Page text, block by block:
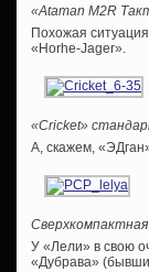
«Ataman M2R
Похожая
«Horhe-Jager».
«Cricket»
А, скажем,
Сверхкомпактная
У «Лели» в свою
«Дубрава»